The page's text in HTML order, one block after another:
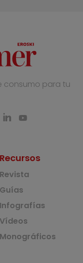
consumo para tu
Recursos
Revista
Guías
Infografías
Vídeos
Monográficos